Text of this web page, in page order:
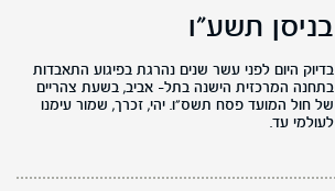
בניסן תשע"ו
בדיוק היום לפני עשר שנים נהרגת בפיגוע התאבדות
בתחנה המרכזית הישנה בתל- אביב, בשעת צהריים
של חול המועד פסח תשס"ו. יהי, זכרך, שמור עימנו
לעולמי עד.